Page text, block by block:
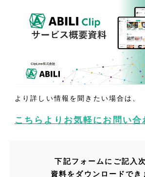
より詳しい情報を聞きたい場合は、
こちらよりお気軽にお問い合
下記フォームにご記入次
資料をダウンロードでき